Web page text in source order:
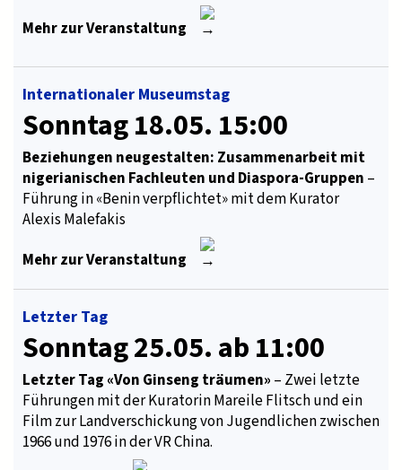
Mehr zur Veranstaltung
Internationaler Museumstag
Sonntag 18.05. 15:00
Beziehungen neugestalten: Zusammenarbeit mit
nigerianischen Fachleuten und Diaspora-Gruppen –
Führung in «Benin verpflichtet» mit dem Kurator
Alexis Malefakis
Mehr zur Veranstaltung
Letzter Tag
Sonntag 25.05. ab 11:00
Letzter Tag «Von Ginseng träumen» – Zwei letzte
Führungen mit der Kuratorin Mareile Flitsch und ein
Film zur Landverschickung von Jugendlichen zwischen
1966 und 1976 in der VR China.